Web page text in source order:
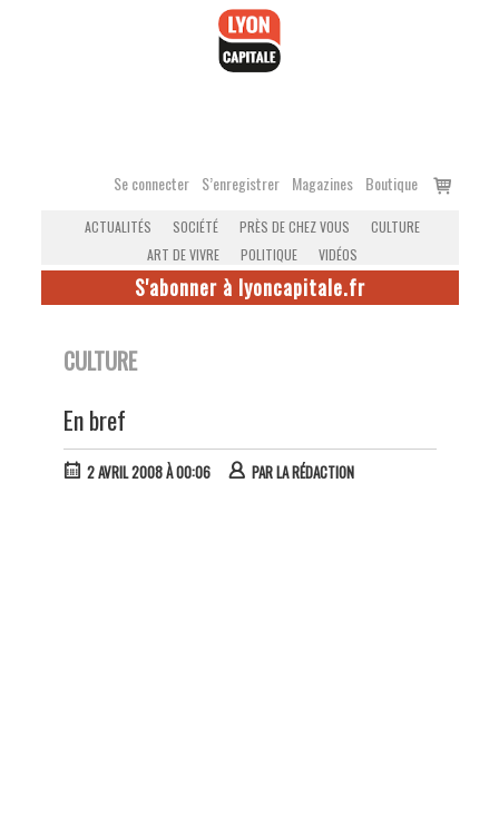
Se connecter S’enregistrer Magazines Boutique
Voir
ACTUALITÉS SOCIÉTÉ PRÈS DE CHEZ VOUS
CULTURE
ART DE VIVRE
POLITIQUE VIDÉOS
S'abonner à lyoncapitale.fr
CULTURE
En bref
2 AVRIL 2008 À 00:06 PARLA RÉDACTION